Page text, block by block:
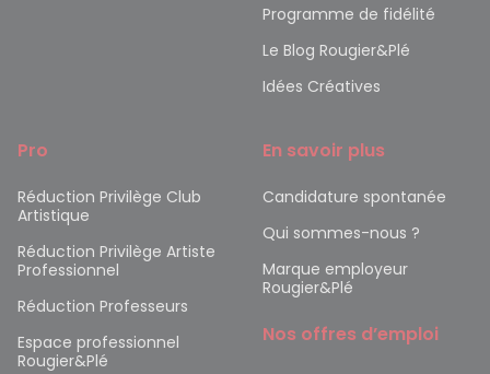
Programme de fidélité
Le Blog Rougier&Plé
Idées Créatives
Pro
Réduction Privilège Club
Artistique
Réduction Privilège Artiste
Professionnel
Réduction Professeurs
Espace professionnel
Rougier&Plé
En savoir plus
Candidature spontanée
Qui sommes-nous ?
Marque employeur
Rougier&Plé
Nos offres d’emploi